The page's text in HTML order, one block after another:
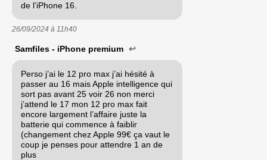
de l’iPhone 16.
26/09/2024 à 11h40
Samfiles - iPhone premium ↩
Perso j’ai le 12 pro max j’ai hésité à
passer au 16 mais Apple intelligence qui
sort pas avant 25 voir 26 non merci
j’attend le 17 mon 12 pro max fait
encore largement l’affaire juste la
batterie qui commence à faiblir
(changement chez Apple 99€ ça vaut le
coup je penses pour attendre 1 an de
plus